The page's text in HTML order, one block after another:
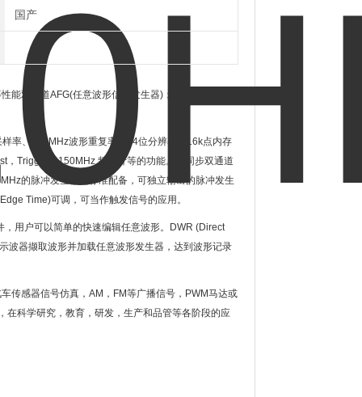
国产
能双通道AFG(任意波形信号发生器) ；脉冲信号发生
率、 125MHz波形重复率、 14位分辨率、 16k点内存
， Trigger ，150MHz频率计等的功能。可同步双通道
的脉冲发生器为标准配备，可独立输出的脉冲发生
Time)可调，可当作触发信号的应用。
，用户可以简单的快速编辑任意波形。
DWR (Direct
波器撷取波形并加载任意波形发生器，达到波形记录
传感器信号仿真， AM ， FM等广播信号， PWM马达或
在科学研究，教育，研发，生产和品管等各阶段的应